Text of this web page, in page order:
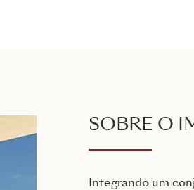
SOBRE O
Integrando um